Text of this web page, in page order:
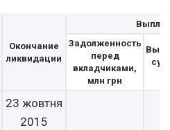
Окончание
ликвидации
Задолженность
перед
вкладчиками,
млн грн
23 жовтня
2015